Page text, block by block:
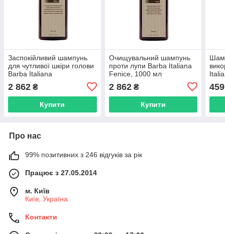
Заспокійливий шампунь
для чутливої шкіри голови
Barba Italiana
(BI070770BIG)
2 862 ₴
Купити
Очищувальний шампунь
проти лупи Barba Italiana
Fenice, 1000 мл
2 862₴
Купити
459
Про нас
99% позитивних з 246 відгуків за рік
Працює з 27.05.2014
м. Київ
Київ, Україна
Контакти